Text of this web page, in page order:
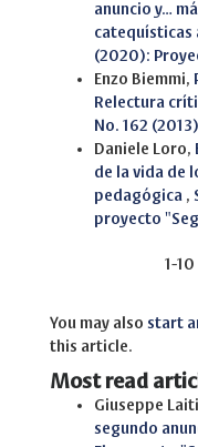
anuncio y…
catequísticas
(2020):
Enzo Biemmi,
Relectura
No. 162
Daniele Loro,
de la vida de
pedagógica ,
proyecto
1-
You may also start
this article.
Most read
Giuseppe
segundo